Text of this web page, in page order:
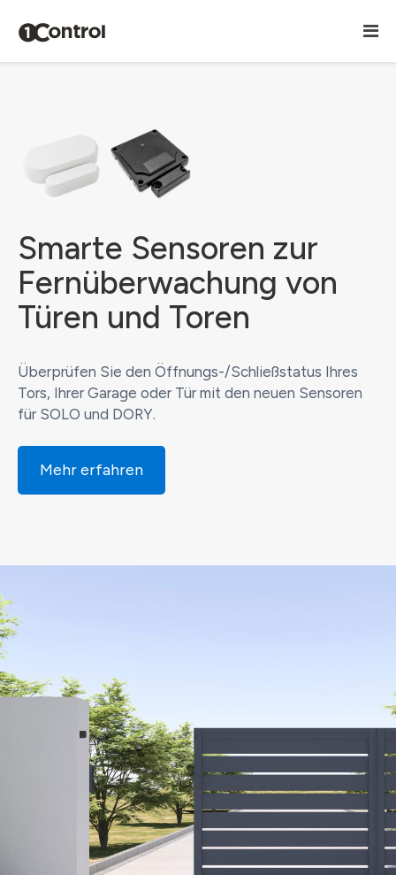
Smarte Sensoren zur
Fernüberwachung von
Türen und Toren
Überprüfen Sie den Öffnungs-/Schließstatus Ihres
Tors, Ihrer Garage oder Tür mit den neuen Sensoren
für SOLO und DORY.
Mehr erfahren